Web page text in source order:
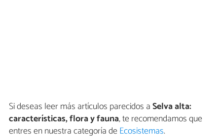
Si deseas leer más artículos parecidos aSelva alta:
características, flora y fauna, te recomendamos que
entres en nuestra categoría deEcosistemas.